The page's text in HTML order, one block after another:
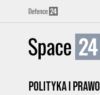
Polityka i prawo